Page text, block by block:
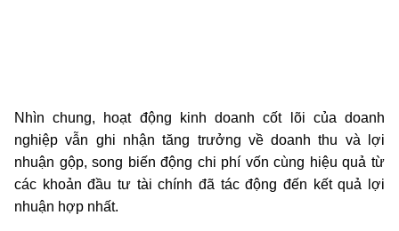
Nhìn chung, hoạt động kinh doanh cốt lõi của doanh
nghiệp vẫn ghi nhận tăng trưởng về doanh thu và lợi
nhuận gộp, song biến động chi phí vốn cùng hiệu quả từ
các khoản đầu tư tài chính đã tác động đến kết quả lợi
nhuận hợp nhất.